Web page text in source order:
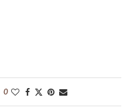
0